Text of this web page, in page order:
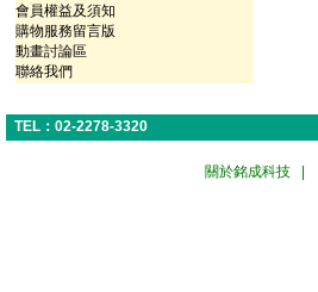
會員權益及須知
購物服務留言版
動畫討論區
聯絡我們
TEL：02-2278-3320
關於銘成科技